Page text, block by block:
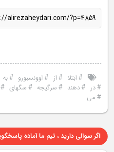
alirezaheydari.com/?p=4859
#ابتلا #از #اوونسبورو #به
#در #دهند #سرگیجه #سگهای #
#می
اگر سوالی دارید ، تیم ما آماده